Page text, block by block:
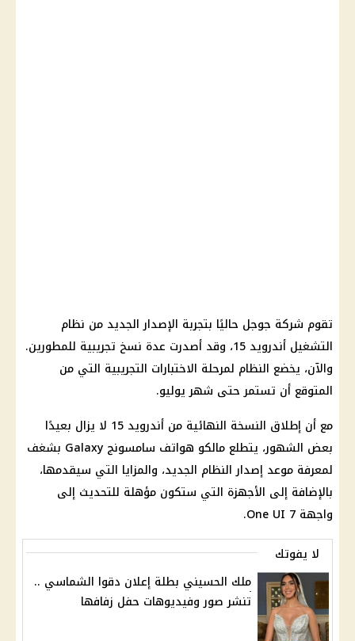
تقوم شركة جوجل حاليًا بتجربة الإصدار الجديد من نظام
التشغيل أندرويد
15، وقد أصدرت عدة نسخ تجريبية للمطورين.
والآن، يخضع النظام لمرحلة الاختبارات التجريبية التي من
المتوقع أن تستمر حتى شهر يوليو.
مع أن إطلاق النسخة النهائية من أندرويد 15 لا يزال بعيدًا
بعض الشهور، يتطلع مالكو هواتف سامسونج
Galaxy بشغف
لمعرفة موعد إصدار النظام الجديد، والمزايا التي سيقدمها،
بالإضافة إلى الأجهزة التي ستكون مؤهلة للتحديث إلى
واجهة One UI 7.
لا يفوتك
ملك الحسيني بطلة إعلان دقوا الشماسي ..
تنشر صور وفيديوهات حفل زفافها